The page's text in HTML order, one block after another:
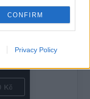
CONFIRM
Privacy Policy